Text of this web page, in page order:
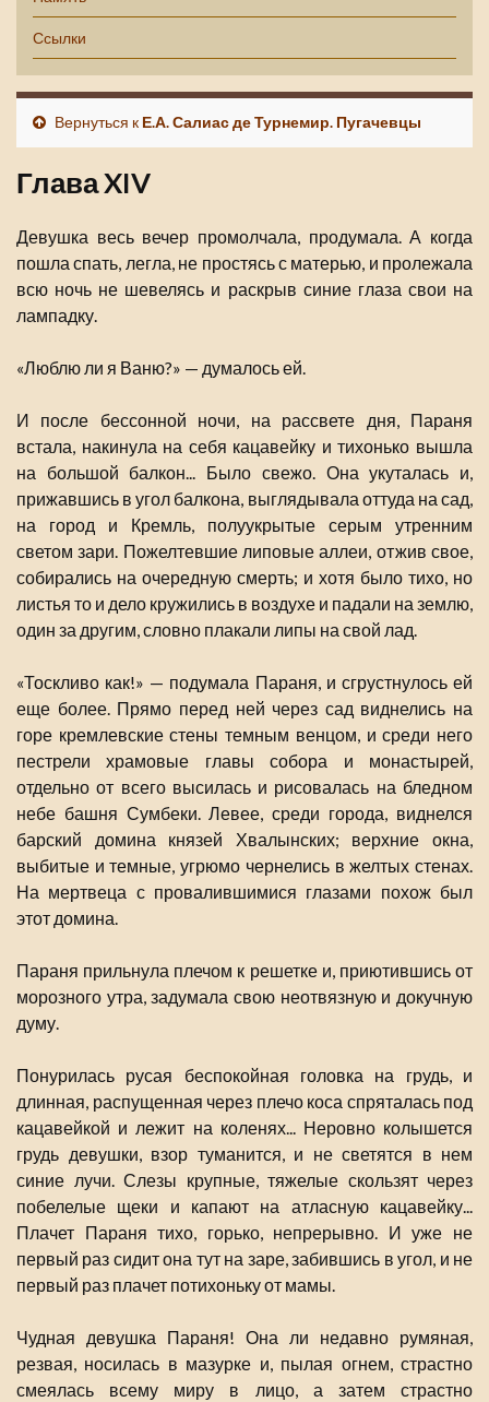
Ссылки
Вернуться к Е.А. Салиас де Турнемир. Пугачевцы
Глава XIV
Девушка весь вечер промолчала, продумала. А когда
пошла спать, легла, не простясь с матерью, и пролежала
всю ночь не шевелясь и раскрыв синие глаза свои на
лампадку.
«Люблю ли я Ваню?» — думалось ей.
И после бессонной ночи, на рассвете дня, Параня
встала, накинула на себя кацавейку и тихонько вышла
на большой балкон... Было свежо. Она укуталась и,
прижавшись в угол балкона, выглядывала оттуда на сад,
на город и Кремль, полуукрытые серым утренним
светом зари. Пожелтевшие липовые аллеи, отжив свое,
собирались на очередную смерть; и хотя было тихо, но
листья то и дело кружились в воздухе и падали на землю,
один за другим, словно плакали липы на свой лад.
«Тоскливо как!» — подумала Параня, и сгрустнулось ей
еще более. Прямо перед ней через сад виднелись на
горе кремлевские стены темным венцом, и среди него
пестрели храмовые главы собора и монастырей,
отдельно от всего высилась и рисовалась на бледном
небе башня Сумбеки. Левее, среди города, виднелся
барский домина князей Хвалынских; верхние окна,
выбитые и темные, угрюмо чернелись в желтых стенах.
На мертвеца с провалившимися глазами похож был
этот домина.
Параня прильнула плечом к решетке и, приютившись от
морозного утра, задумала свою неотвязную и докучную
думу.
Понурилась русая беспокойная головка на грудь, и
длинная, распущенная через плечо коса спряталась под
кацавейкой и лежит на коленях... Неровно колышется
грудь девушки, взор туманится, и не светятся в нем
синие лучи. Слезы крупные, тяжелые скользят через
побелелые щеки и капают на атласную кацавейку...
Плачет Параня тихо, горько, непрерывно. И уже не
первый раз сидит она тут на заре, забившись в угол, и не
первый раз плачет потихоньку от мамы.
Чудная девушка Параня! Она ли недавно румяная,
резвая, носилась в мазурке и, пылая огнем, страстно
смеялась всему миру в лицо, а затем страстно